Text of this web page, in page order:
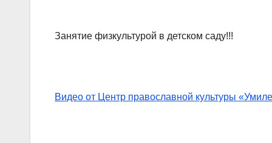
Занятие физкультурой в детском саду!!!
Видео от Центр православной культуры